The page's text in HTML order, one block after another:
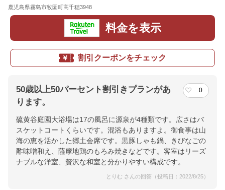
鹿児島県霧島市牧園町高千穂3948
料金を表示
割引クーポンをチェック
50歳以上50パーセント割引きプランがあ
ります。
0
硫黄谷庭園大浴場は17の風呂に源泉が4種類です。広さはバ
スケットコートくらいです。混浴もありますよ。御食事は山
海の恵を活かした郷土会席です。黒豚しゃも鍋、きびなごの
酢味噌和え、薩摩地鶏のもろみ焼きなどです。客室はリーズ
ナブルな洋室、贅沢な和室と分かりやすい構成です。
とりむ さんの回答（投稿日：2022/8/25）